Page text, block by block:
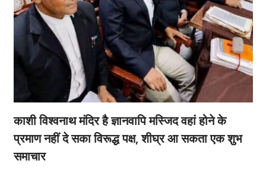
काशी विश्वनाथ मंदिर है ज्ञानवापि मस्जिद वहां होने के
प्रमाण नहीं दे सका विरूद्ध पक्ष, शीघ्र आ सकता एक शुभ
समाचार